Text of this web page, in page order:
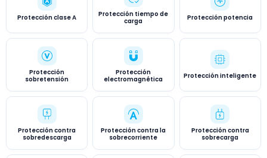
Protección clase A
Protección tiempo de
carga
Protección potencia
Protección
sobretensión
Protección
electromagnética
Protección inteligente
Protección contra
sobredescarga
Protección contra la
sobrecorriente
Protección contra
sobrecarga